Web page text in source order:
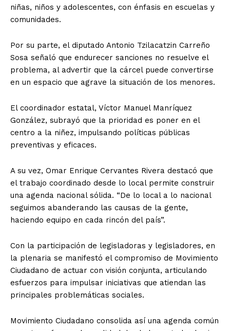
niñas, niños y adolescentes, con énfasis en escuelas y
comunidades.
Por su parte, el diputado Antonio Tzilacatzin Carreño
Sosa señaló que endurecer sanciones no resuelve el
problema, al advertir que la cárcel puede convertirse
en un espacio que agrave la situación de los menores.
El coordinador estatal, Víctor Manuel Manríquez
González, subrayó que la prioridad es poner en el
centro a la niñez, impulsando políticas públicas
preventivas y eficaces.
A su vez, Omar Enrique Cervantes Rivera destacó que
el trabajo coordinado desde lo local permite construir
una agenda nacional sólida. “De lo local a lo nacional
seguimos abanderando las causas de la gente,
haciendo equipo en cada rincón del país”.
Con la participación de legisladoras y legisladores, en
la plenaria se manifestó el compromiso de Movimiento
Ciudadano de actuar con visión conjunta, articulando
esfuerzos para impulsar iniciativas que atiendan las
principales problemáticas sociales.
Movimiento Ciudadano consolida así una agenda común